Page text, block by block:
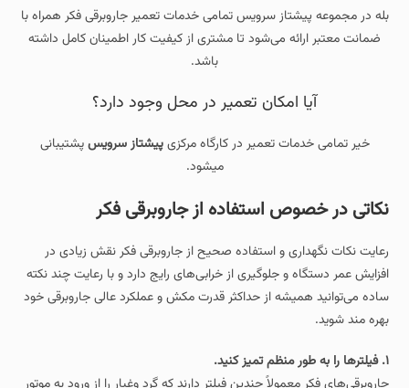
بله در مجموعه پیشتاز سرویس تمامی خدمات تعمیر جاروبرقی فکر همراه با
ضمانت معتبر ارائه می‌شود تا مشتری از کیفیت کار اطمینان کامل داشته
باشد.
آیا امکان تعمیر در محل وجود دارد؟
خیر تمامی خدمات تعمیر در کارگاه مرکزیپیشتاز سرویسپشتیبانی
میشود.
نکاتی در خصوص استفاده از جاروبرقی فکر
رعایت نکات نگهداری و استفاده صحیح از جاروبرقی فکر نقش زیادی در
افزایش عمر دستگاه و جلوگیری از خرابی‌های رایج دارد و با رعایت چند نکته
ساده می‌توانید همیشه از حداکثر قدرت مکش و عملکرد عالی جاروبرقی خود
بهره‌ مند شوید.
۱. فیلترها را به‌ طور منظم تمیز کنید.
جاروبرقی‌های فکر معمولاً چندین فیلتر دارند که گرد‌ و‌غبار را از ورود به موتور